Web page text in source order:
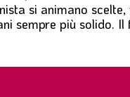
si animano scelte,
sempre più solido. Il